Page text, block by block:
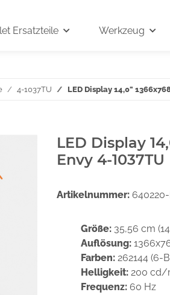
Ersatzteile Werkzeug
4-1037TU LED Display 14,0"
LED Display
Envy 4-1037TU
Artikelnummer:
Größe: 35,56 cm
Auflösung:
Farben: 262144 (6-
Helligkeit: 200 cd/
Frequenz: 60 Hz